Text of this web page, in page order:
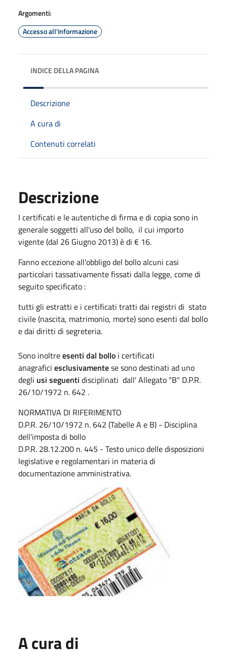
Argomenti:
Accesso all'informazione
INDICE DELLA PAGINA
Descrizione
A cura di
Contenuti correlati
Descrizione
I certificati e le autentiche di firma e di copia sono in
generale soggetti all'uso del bollo, il cui importo
vigente (dal 26 Giugno 2013) è di € 16.
Fanno eccezione all'obbligo del bollo alcuni casi
particolari tassativamente fissati dalla legge, come di
seguito specificato :
tutti gli estratti e i certificati tratti dai registri di stato
civile (nascita, matrimonio, morte) sono esenti dal bollo
e dai diritti di segreteria.
Sono inoltreesenti dal bollo i certificati
anagrafici esclusivamentese sono destinati ad uno
degli usi seguenti disciplinati dall' Allegato "B" D.P.R.
26/10/1972 n. 642 .
NORMATIVA DI RIFERIMENTO
D.P.R. 26/10/1972 n. 642 (Tabelle A e B) - Disciplina
dell'imposta di bollo
D.P.R. 28.12.200 n. 445 - Testo unico delle disposizioni
legislative e regolamentari in materia di
documentazione amministrativa.
A cura di